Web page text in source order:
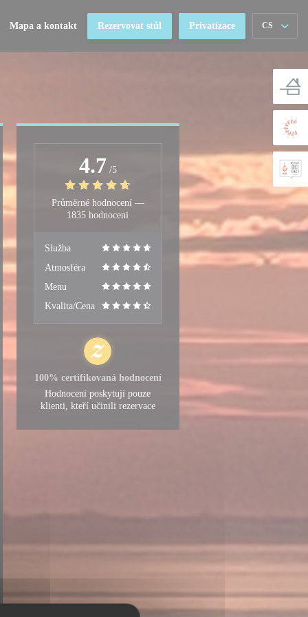
Mapa a kontakt Rezervovat stůl Privatizace CS
4.7 /5
Průměrné hodnocení —
1835 hodnoceni
Služba
Atmosféra
Menu
Kvalita/Cena
100% certifikovaná hodnocení
Hodnocení poskytují pouze
klienti, kteří učinili rezervace